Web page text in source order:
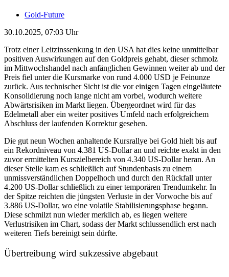
Gold-Future
30.10.2025, 07:03 Uhr
Trotz einer Leitzinssenkung in den USA hat dies keine unmittelbar
positiven Auswirkungen auf den Goldpreis gehabt, dieser schmolz
im Mittwochshandel nach anfänglichen Gewinnen weiter ab und der
Preis fiel unter die Kursmarke von rund 4.000 USD je Feinunze
zurück. Aus technischer Sicht ist die vor einigen Tagen eingeläutete
Konsolidierung noch lange nicht am vorbei, wodurch weitere
Abwärtsrisiken im Markt liegen. Übergeordnet wird für das
Edelmetall aber ein weiter positives Umfeld nach erfolgreichem
Abschluss der laufenden Korrektur gesehen.
Die gut neun Wochen anhaltende Kursrallye bei Gold hielt bis auf
ein Rekordniveau von 4.381 US-Dollar an und reichte exakt in den
zuvor ermittelten Kurszielbereich von 4.340 US-Dollar heran. An
dieser Stelle kam es schließlich auf Stundenbasis zu einem
unmissverständlichen Doppelhoch und durch den Rückfall unter
4.200 US-Dollar schließlich zu einer temporären Trendumkehr. In
der Spitze reichten die jüngsten Verluste in der Vorwoche bis auf
3.886 US-Dollar, wo eine volatile Stabilisierungsphase begann.
Diese schmilzt nun wieder merklich ab, es liegen weitere
Verlustrisiken im Chart, sodass der Markt schlussendlich erst nach
weiteren Tiefs bereinigt sein dürfte.
Übertreibung wird sukzessive abgebaut